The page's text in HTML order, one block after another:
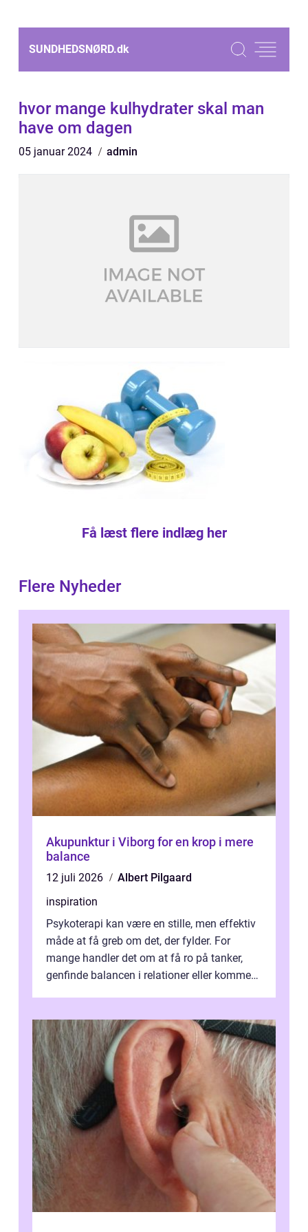
SUNDHEDSNØRD.dk
hvor mange kulhydrater skal man
have om dagen
05 januar 2024 admin
Få læst flere indlæg her
Flere Nyheder
Akupunktur i Viborg for en krop i mere
balance
12 juli 2026
Albert Pilgaard
inspiration
Psykoterapi kan være en stille, men effektiv
måde at få greb om det, der fylder. For
mange handler det om at få ro på tanker,
genfinde balancen i relationer eller komme